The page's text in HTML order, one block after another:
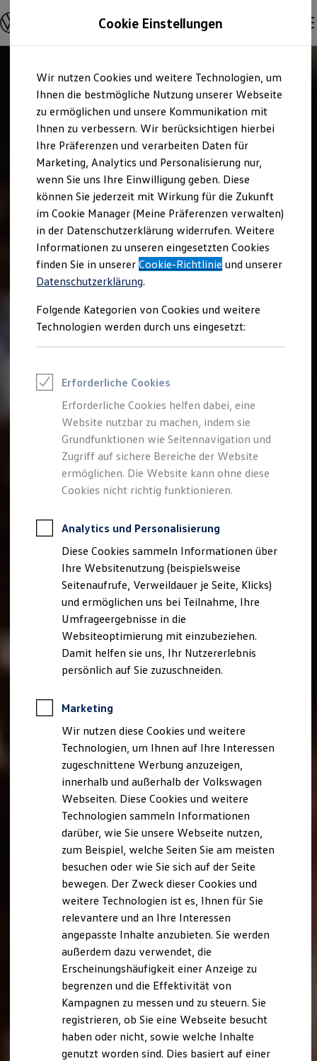
Hauptinhalt
springen
Footer
springen
Modelle und Konfigurator
Konfigurator
Modelle vergleichen
Elektroautos
ENERGY Sondermodelle
Nutzfahrzeuge
SUV und CUV
Familienautos
Kombis
Kompaktwagen
Sportwagen
Schnell verfügbare Fahrzeuge
Angebote und Produkte
Aktuelle Angebote
E-Auto-Förderung
Volkswagen Marktplatz
Die ENERGY Sondermodelle
Junge Gebrauchtwagen und Gebrauchtwagen
Volkswagen Zertifizierte Gebrauchtwagen
Elektromobilität bei Gebrauchtwagen
Saisonangebote
Reifenpakete
Leasing
Leasing-Angebote
Elektroauto Leasing
Kleinwagen-Leasing
Leasing ohne Anzahlung
Finanzierung
Autokredit mit Schlussrate
Versicherungen und Garantien
Kfz-Versicherung
Restschuldversicherungen
Garantien
Professional Class bei Volkswagen
Behörden
Direktkunden
Sonderfahrzeuge
Anpfiff zum Gewinn
Elektromobilität
Elektroautos
ID. Tutorials
Elektrofahrzeugkonzepte
ID. EVERY1
Reichweite
Rekuperation
Laden unterwegs
Laden Zuhause
Ladestationen finden
Ladezeitensimulator
Batterie
Sicherheit
Nachhaltigkeit
Technologie
Kosten und Kauf
Verbrauchskosten
Kaufoptionen
E-Auto-Förderung
Software und Konnektivität
Die ID. Software 6
ID. Software Versionen und Updates
Digitale Extras
Schnittstellen zu Ihrem ID.
Marke und Erlebnis
Volkswagen R und R Experience
R-Modelle
R Experience
Driving Experience
Volkswagen entdecken
Werkbesichtigung
Cookie Einstellungen
Wir nutzen Cookies und weitere Technologien, um
Ihnen die bestmögliche Nutzung unserer Webseite
zu ermöglichen und unsere Kommunikation mit
Ihnen zu verbessern. Wir berücksichtigen hierbei
Ihre Präferenzen und verarbeiten Daten für
Marketing, Analytics und Personalisierung nur,
wenn Sie uns Ihre Einwilligung geben. Diese
können Sie jederzeit mit Wirkung für die Zukunft
im Cookie Manager (Meine Präferenzen verwalten)
in der Datenschutzerklärung widerrufen. Weitere
Informationen zu unseren eingesetzten Cookies
finden Sie in unsererCookie-Richtlinie und unserer
Datenschutzerklärung.
Folgende Kategorien von Cookies und weitere
Technologien werden durch uns eingesetzt:
Erforderliche Cookies
Erforderliche Cookies helfen dabei, eine
Website nutzbar zu machen, indem sie
Grundfunktionen wie Seitennavigation und
Zugriff auf sichere Bereiche der Website
ermöglichen. Die Website kann ohne diese
Cookies nicht richtig funktionieren.
Analytics und Personalisierung
Diese Cookies sammeln Informationen über
Ihre Websitenutzung (beispielsweise
Seitenaufrufe, Verweildauer je Seite, Klicks)
und ermöglichen uns bei Teilnahme, Ihre
Umfrageergebnisse in die
Websiteoptimierung mit einzubeziehen.
Damit helfen sie uns, Ihr Nutzererlebnis
persönlich auf Sie zuzuschneiden.
Marketing
Wir nutzen diese Cookies und weitere
Technologien, um Ihnen auf Ihre Interessen
zugeschnittene Werbung anzuzeigen,
innerhalb und außerhalb der Volkswagen
Webseiten. Diese Cookies und weitere
Technologien sammeln Informationen
darüber, wie Sie unsere Webseite nutzen,
zum Beispiel, welche Seiten Sie am meisten
besuchen oder wie Sie sich auf der Seite
bewegen. Der Zweck dieser Cookies und
weitere Technologien ist es, Ihnen für Sie
relevantere und an Ihre Interessen
angepasste Inhalte anzubieten. Sie werden
außerdem dazu verwendet, die
Erscheinungshäufigkeit einer Anzeige zu
begrenzen und die Effektivität von
Kampagnen zu messen und zu steuern. Sie
registrieren, ob Sie eine Webseite besucht
haben oder nicht, sowie welche Inhalte
genutzt worden sind. Dies basiert auf einer